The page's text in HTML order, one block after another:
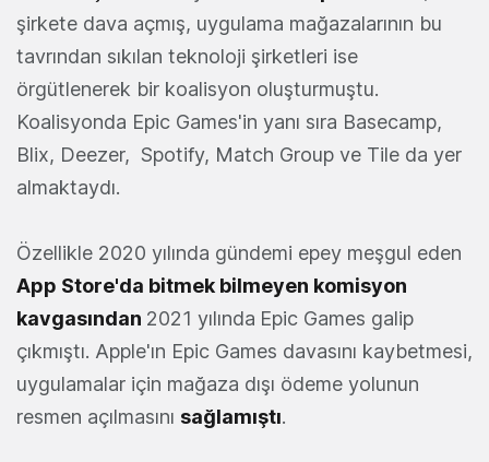
şirkete dava açmış, uygulama mağazalarının bu
tavrından sıkılan teknoloji şirketleri ise
örgütlenerek bir koalisyon oluşturmuştu.
Koalisyonda Epic Games'in yanı sıra Basecamp,
Blix, Deezer, Spotify, Match Group ve Tile da yer
almaktaydı.
Özellikle 2020 yılında gündemi epey meşgul eden
App Store'da bitmek bilmeyen komisyon
kavgasından 2021 yılında Epic Games galip
çıkmıştı. Apple'ın Epic Games davasını kaybetmesi,
uygulamalar için mağaza dışı ödeme yolunun
resmen açılmasını sağlamıştı.